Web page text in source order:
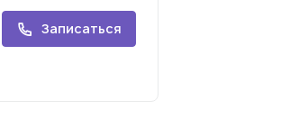
Записаться